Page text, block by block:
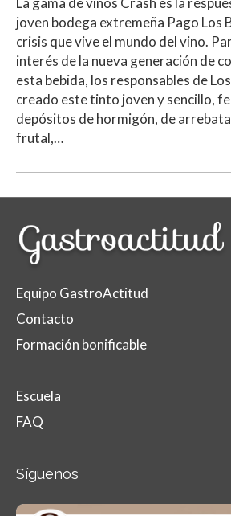
joven bodega extremeña Pago Los
crisis que vive el mundo del vino.
interés de la nueva generación de
esta bebida, los responsables de
creado este tinto joven y sencillo,
depósitos de hormigón, de
frutal,…
Equipo GastroActitud
Contacto
Formación bonificable
Escuela
FAQ
Síguenos